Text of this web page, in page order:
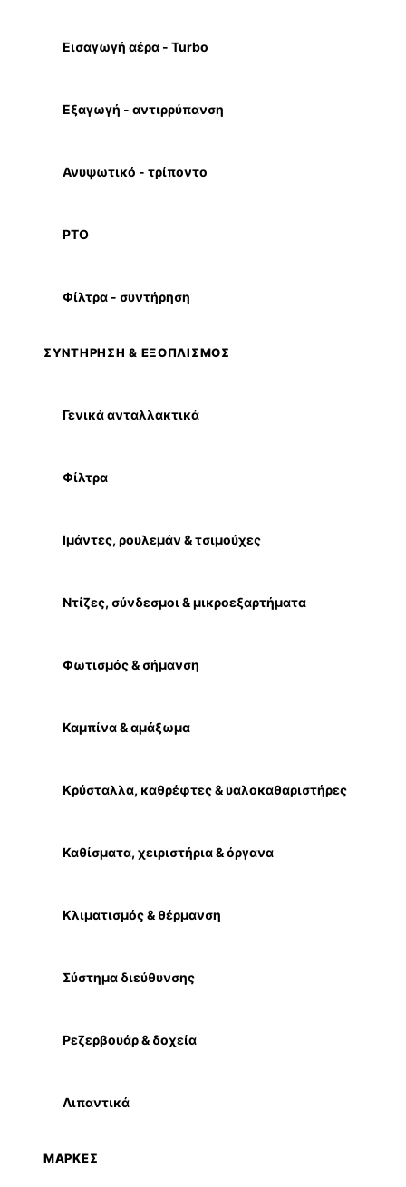
Εισαγωγή αέρα - Turbo
Εξαγωγή - αντιρρύπανση
Ανυψωτικό - τρίποντο
PTO
Φίλτρα - συντήρηση
ΣΥΝΤΗΡΗΣΗ & ΕΞΟΠΛΙΣΜΟΣ
Γενικά ανταλλακτικά
Φίλτρα
Ιμάντες, ρουλεμάν & τσιμούχες
Ντίζες, σύνδεσμοι & μικροεξαρτήματα
Φωτισμός & σήμανση
Καμπίνα & αμάξωμα
Κρύσταλλα, καθρέφτες & υαλοκαθαριστήρες
Καθίσματα, χειριστήρια & όργανα
Κλιματισμός & θέρμανση
Σύστημα διεύθυνσης
Ρεζερβουάρ & δοχεία
Λιπαντικά
ΜΑΡΚΕΣ